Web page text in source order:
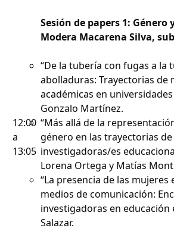
12:00
a
13:05
Sesión de papers 1: Género
Modera Macarena Silva,
“De la tubería con fugas a la
abolladuras: Trayectorias de
académicas en universidades
Gonzalo Martínez.
“Más allá de la
género en las trayectorias de
investigadoras/es
Lorena Ortega y Matías
“La presencia de las mujeres
medios de comunicación:
investigadoras en educación
Salazar.